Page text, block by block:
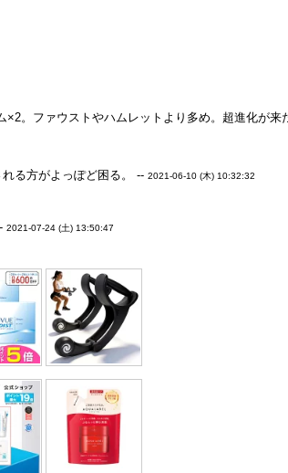
。ファウストやハムレットより多め。超進化が
れる方がよっぽど困る。 --2021-06-10 (木) 10:32:32
2021-07-24 (土) 13:50:47